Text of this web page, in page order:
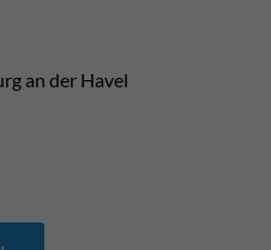
an der Havel